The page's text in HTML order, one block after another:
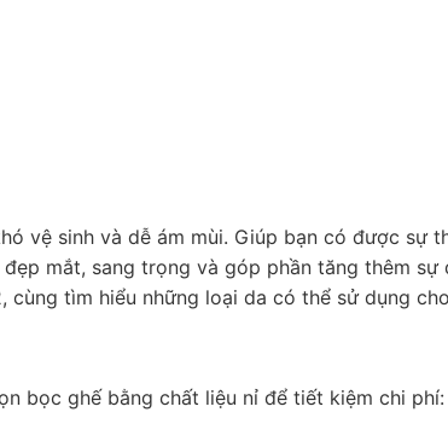
vệ sinh và dễ ám mùi. Giúp bạn có được sự
mắt, sang trọng và góp phần tăng thêm sự
tìm hiểu những loại da có thể sử dụng
bọc ghế bằng chất liệu nỉ để tiết kiệm chi